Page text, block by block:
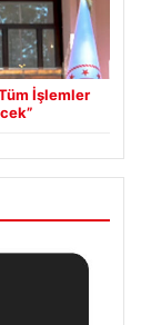
İşlemler